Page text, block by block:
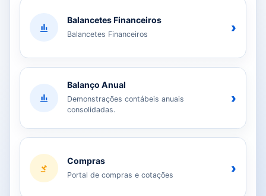
Balancetes Financeiros
Balancetes Financeiros ›
Balanço Anual
Demonstrações contábeis anuais
consolidadas.
›
Compras
Portal de compras e cotações ›